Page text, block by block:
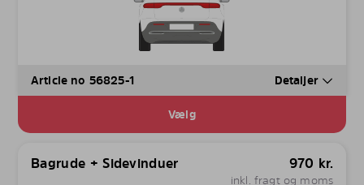
Article no 56825-1 Detaljer
Vælg
Bagrude + Sidevinduer 970 kr.
inkl. fragt og moms